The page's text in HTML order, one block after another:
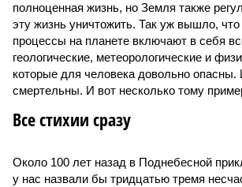
полноценная жизнь, но Земля также
эту жизнь уничтожить. Так уж вышло, что
процессы на планете включают в себя
геологические, метеорологические и
которые для человека довольно опасны.
смертельны. И вот несколько тому
Все стихии сразу
Около 100 лет назад в Поднебесной
у нас назвали бы тридцатью тремя